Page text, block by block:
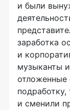
и были
заработка
и
музыканты
отложенные
и сменили